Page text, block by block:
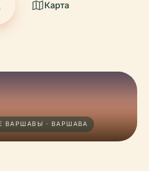
Карта
ВАРШАВЫ · ВАРШАВА